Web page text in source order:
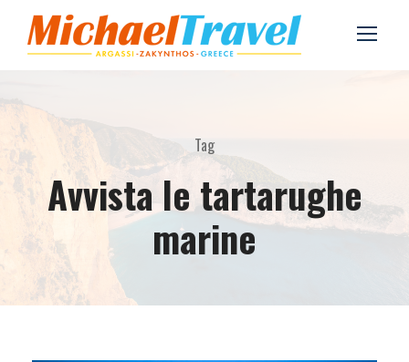
Tag
Avvista le tartarughe
marine